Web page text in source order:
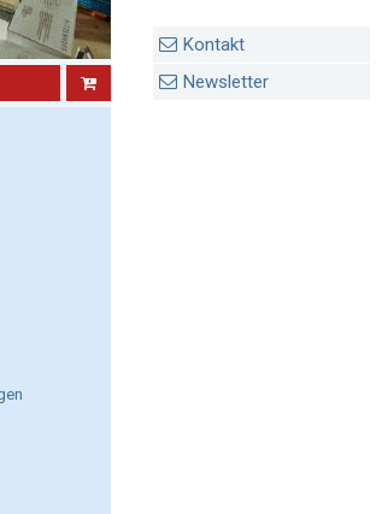
Kontakt
Newsletter